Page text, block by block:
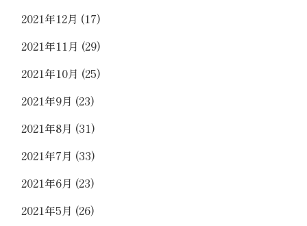
2021年12月 (17)
2021年11月 (29)
2021年10月 (25)
2021年9月 (23)
2021年8月 (31)
2021年7月 (33)
2021年6月 (23)
2021年5月 (26)